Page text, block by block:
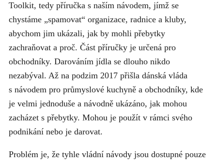
Toolkit, tedy příručka s naším návodem, jímž se
chystáme „spamovat“ organizace, radnice a kluby,
abychom jim ukázali, jak by mohli přebytky
zachraňovat a proč. Část příručky je určená pro
obchodníky. Darováním jídla se dlouho nikdo
nezabýval. Až na podzim 2017 přišla dánská vláda
s návodem pro průmyslové kuchyně a obchodníky, kde
je velmi jednoduše a návodně ukázáno, jak mohou
zacházet s přebytky. Mohou je použít v rámci svého
podnikání nebo je darovat.
Problém je, že tyhle vládní návody jsou dostupné pouze